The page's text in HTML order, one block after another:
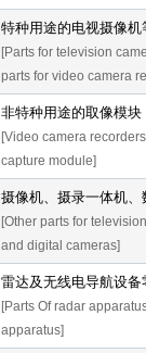
特种用途的电视摄像机
[Parts for television
parts for video camera
非特种用途的取像模块
[Video camera
capture module]
摄像机、摄录一体机
[Other parts for
and digital cameras]
雷达及无线电导航设备
[Parts Of radar
apparatus]